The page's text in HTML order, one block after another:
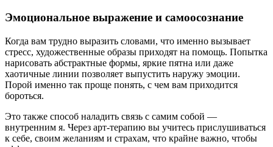
Эмоциональное выражение и самоосознание
Когда вам трудно выразить словами, что именно вызывает
стресс, художественные образы приходят на помощь. Попытка
нарисовать абстрактные формы, яркие пятна или даже
хаотичные линии позволяет выпустить наружу эмоции.
Порой именно так проще понять, с чем вам приходится
бороться.
Это также способ наладить связь с самим собой —
внутренним я. Через арт-терапию вы учитесь прислушиваться
к себе, своим желаниям и страхам, что крайне важно, чтобы